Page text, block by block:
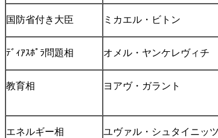
国防省付き大臣 ミカエル・ビトン
ﾃﾞｨｱｽﾎﾟﾗ問題相 オメル・ヤンケレヴィチ
教育相 ヨアヴ・ガラント
エネルギー相 ユヴァル・シュタイニッツ